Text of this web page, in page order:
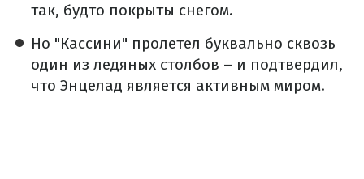
так, будто покрыты снегом.
Но "Кассини" пролетел буквально сквозь
один из ледяных столбов – и подтвердил,
что Энцелад является активным миром.